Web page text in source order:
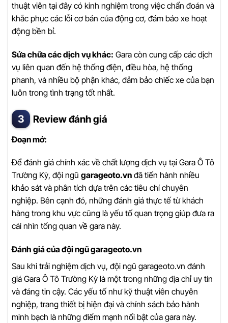
thuật viên tại đây có kinh nghiệm trong việc chẩn đoán và
khắc phục các lỗi cơ bản của động cơ, đảm bảo xe hoạt
động bền bỉ.
Sửa chữa các dịch vụ khác: Gara còn cung cấp các dịch
vụ liên quan đến hệ thống điện, điều hòa, hệ thống
phanh, và nhiều bộ phận khác, đảm bảo chiếc xe của bạn
luôn trong tình trạng tốt nhất.
Review đánh giá
Đoạn mở:
Để đánh giá chính xác về chất lượng dịch vụ tại Gara Ô Tô
Trường Kỳ, đội ngũ garageoto.vn đã tiến hành nhiều
khảo sát và phân tích dựa trên các tiêu chí chuyên
nghiệp. Bên cạnh đó, những đánh giá thực tế từ khách
hàng trong khu vực cũng là yếu tố quan trọng giúp đưa ra
cái nhìn tổng quan về gara này.
Đánh giá của đội ngũ garageoto.vn
Sau khi trải nghiệm dịch vụ, đội ngũ garageoto.vn đánh
giá Gara Ô Tô Trường Kỳ là một trong những địa chỉ uy tín
và đáng tin cậy. Các yếu tố như kỹ thuật viên chuyên
nghiệp, trang thiết bị hiện đại và chính sách bảo hành
minh bạch là những điểm mạnh nổi bật của gara này.